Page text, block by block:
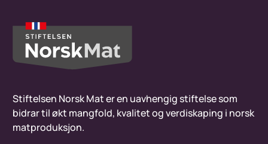
Stiftelsen Norsk Mat er en uavhengig stiftelse som
bidrar til økt mangfold, kvalitet og verdiskaping i norsk
matproduksjon.